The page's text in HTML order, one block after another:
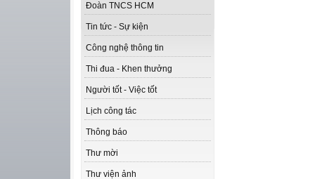
Đoàn TNCS HCM
Tin tức - Sự kiện
Công nghệ thông tin
Thi đua - Khen thưởng
Người tốt - Việc tốt
Lịch công tác
Thông báo
Thư mời
Thư viện ảnh